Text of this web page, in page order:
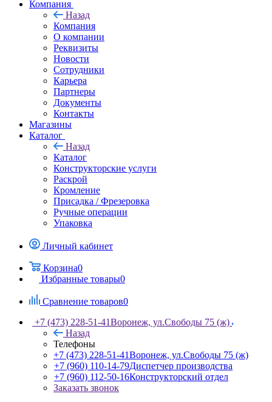
Компания
Назад
Компания
О компании
Реквизиты
Новости
Сотрудники
Карьера
Партнеры
Документы
Контакты
Магазины
Каталог
Назад
Каталог
Конструкторские услуги
Раскрой
Кромление
Присадка / Фрезеровка
Ручные операции
Упаковка
Личный кабинет
Корзина0
Избранные товары0
Сравнение товаров0
+7 (473) 228-51-41Воронеж, ул.Свободы 75 (ж)
Назад
Телефоны
+7 (473) 228-51-41Воронеж, ул.Свободы 75 (ж)
+7 (960) 110-14-79Диспетчер производства
+7 (960) 112-50-16Конструкторский отдел
Заказать звонок